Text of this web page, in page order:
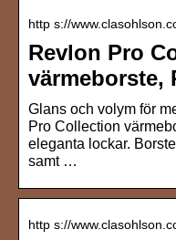
http s://
Revlon Pro
värmeborste,
Glans och volym för
Pro Collection
eleganta lockar.
samt …
http s://